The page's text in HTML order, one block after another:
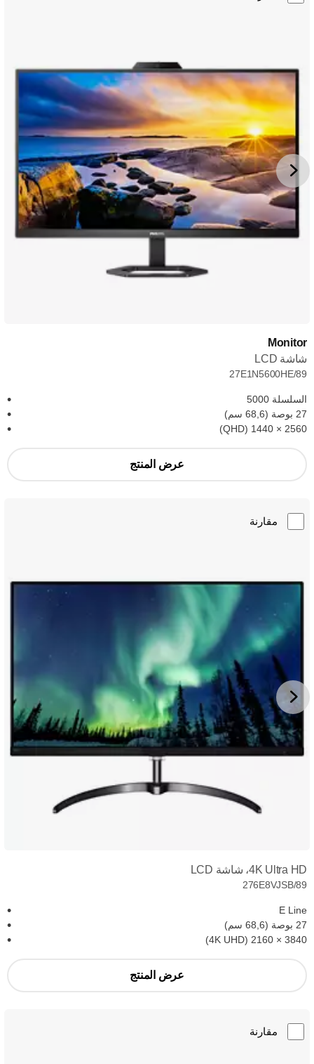
Monitor
شاشة LCD
27E1N5600HE/89
السلسلة 5000
27 بوصة (68,6 سم)
2560‏ × 1440 (QHD)
عرض المنتج
مقارنة
4K Ultra HD، شاشة LCD
276E8VJSB/89
E Line
27 بوصة (68,6 سم)
3840‏ × 2160 (4K UHD)
عرض المنتج
مقارنة